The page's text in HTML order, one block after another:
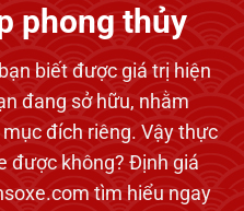
phong thủy
biết được giá trị hiện
đang sở hữu, nhằm
đích riêng. Vậy thực
được không? Định giá
tìm hiểu ngay